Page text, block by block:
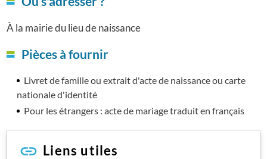
À la mairie du lieu de naissance
Pièces à fournir
Livret de famille ou extrait d'acte de naissance ou carte
nationale d'identité
Pour les étrangers : acte de mariage traduit en français
Liens utiles